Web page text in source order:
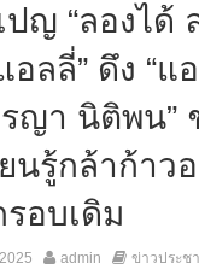
ได้ ตอบโจทย์คนรุ่นใหม่
ปิดตัว “SCA PLUS” แพล
นในธุรกิจการศึกษากว่า 100 ล้า
ปญ “ลองได้
ลลี่” ดึง “แ
ญา นิติพน”
นรู้กล้าก้าว
อบเดิม
admin
ข่าวประช